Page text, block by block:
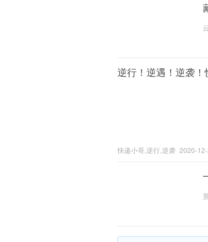
逆行！逆遇！逆袭
快递小哥,逆行,逆袭 2020-